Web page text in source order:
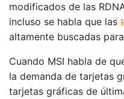
modificados de las
incluso se habla que las
altamente buscadas
Cuando MSI habla de
la demanda de tarjetas
tarjetas gráficas de